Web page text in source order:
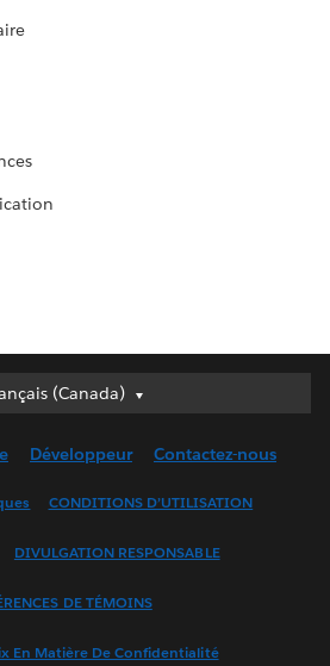
(Canada)
(Canada)
English (UK)
Français (France)
한국어
Développeur Contactez-nous
CONDITIONS D’UTILISATION
DIVULGATION RESPONSABLE
DE TÉMOINS
En Matière De Confidentialité